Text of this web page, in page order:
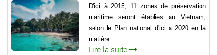
D'ici à 2015, 11 zones de préservation
maritime seront établies au Vietnam,
selon le Plan national d'ici à 2020 en la
matière.
Lire la suite